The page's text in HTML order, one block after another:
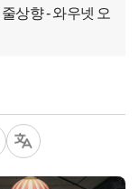
상향 - 와우넷 오